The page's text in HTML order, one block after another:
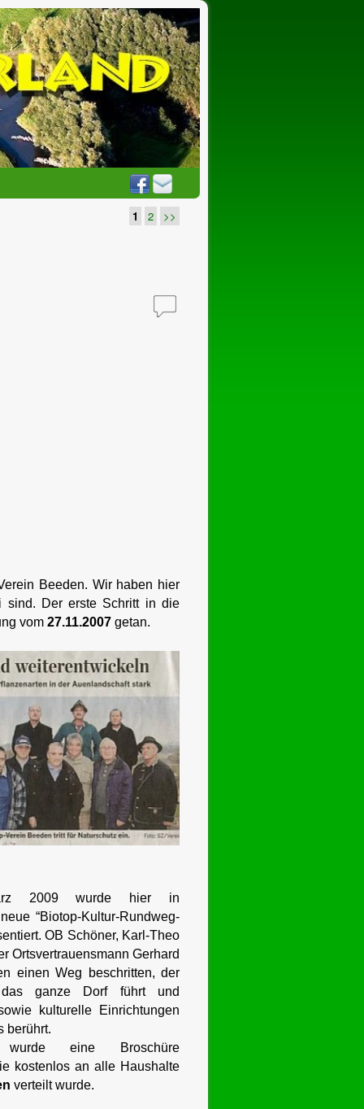
1 2 >>
Beeden. Wir haben hier
sind. Der erste Schritt in die
vom 27.11.2007 getan.
2009 wurde hier in
“Biotop-Kultur-Rundweg-
OB Schöner, Karl-Theo
Ortsvertrauensmann Gerhard
einen Weg beschritten, der
ganze Dorf führt und
kulturelle Einrichtungen
berührt.
wurde eine Broschüre
kostenlos an alle Haushalte
verteilt wurde.